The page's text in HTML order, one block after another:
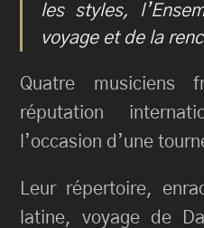
les styles,
voyage et de la
Quatre musiciens
réputation
l’occasion d’une
Leur répertoire,
latine, voyage de